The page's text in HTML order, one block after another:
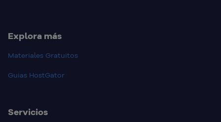
Explora más
Materiales Gratuitos
Guias HostGator
Servicios